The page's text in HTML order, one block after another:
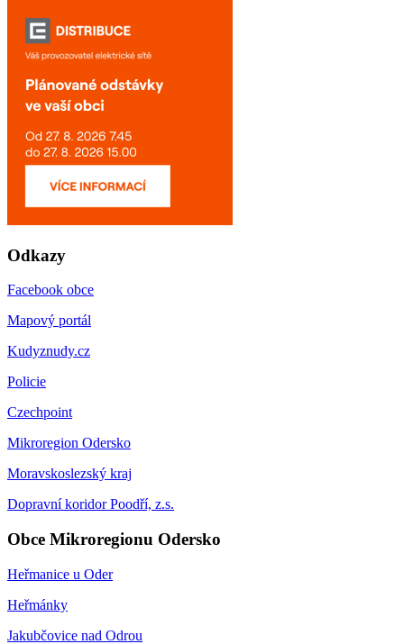
Odkazy
Facebook obce
Mapový portál
Kudyznudy.cz
Policie
Czechpoint
Mikroregion Odersko
Moravskoslezský kraj
Dopravní koridor Poodří, z.s.
Obce Mikroregionu Odersko
Heřmanice u Oder
Heřmánky
Jakubčovice nad Odrou